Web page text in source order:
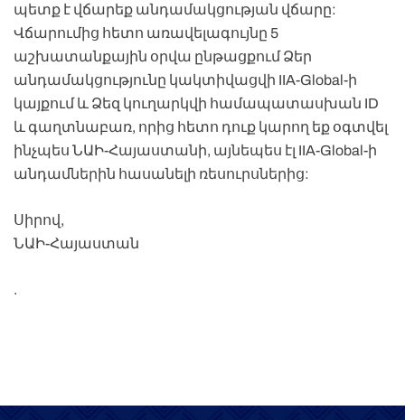
պետք է վճարեք անդամակցության վճարը:
Վճարումից հետո առավելագույնը 5
աշխատանքային օրվա ընթացքում Ձեր
անդամակցությունը կակտիվացվի IIA-Global-ի
կայքում և Ձեզ կուղարկվի համապատասխան ID
և գաղտնաբառ, որից հետո դուք կարող եք օգտվել
ինչպես ՆԱԻ-Հայաստանի, այնեպես էլ IIA-Global-ի
անդամներին հասանելի ռեսուրսներից:
Սիրով,
ՆԱԻ-Հայաստան
.